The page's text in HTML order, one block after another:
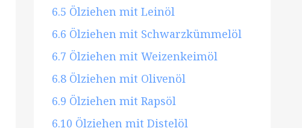
6.5 Ölziehen mit Leinöl
6.6 Ölziehen mit Schwarzkümmelöl
6.7 Ölziehen mit Weizenkeimöl
6.8Ölziehen mit Olivenöl
6.9 Ölziehen mit Rapsöl
6.10 Ölziehen mit Distelöl